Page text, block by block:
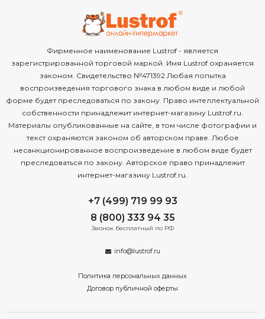
Фирменное наименование Lustrof - является
зарегистрированной торговой маркой. Имя Lustrof охраняется
законом. Свидетельство №471392 Любая попытка
воспроизведения торгового знака в любом виде и любой
форме будет преследоваться по закону. Право интеллектуальной
собственности принадлежит интернет-магазину Lustrof.ru.
Материалы опубликованные на сайте, в том числе фотографии и
текст охраняются законом об авторском праве. Любое
несанкционированное воспроизведение в любом виде будет
преследоваться по закону. Авторское право принадлежит
интернет-магазину Lustrof.ru.
+7 (499) 719 99 93
8 (800) 333 94 35
Звонок бесплатный по РФ
info@lustrof.ru
Политика персональных данных
Договор публичной оферты